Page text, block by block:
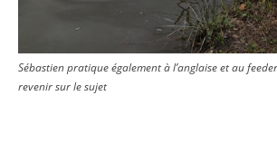
Sébastien pratique également à l’anglaise et au
revenir sur le sujet